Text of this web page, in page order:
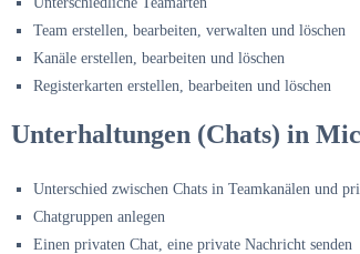
Team erstellen, bearbeiten, verwalten und löschen
Kanäle erstellen, bearbeiten und löschen
Registerkarten erstellen, bearbeiten und löschen
Unterhaltungen (Chats) in
Unterschied zwischen Chats in Teamkanälen und
Chatgruppen anlegen
Einen privaten Chat, eine private Nachricht senden